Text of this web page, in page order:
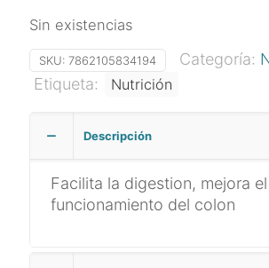
Sin existencias
SKU: 7862105834194 Categoría:
Etiqueta:
Nutrición
Descripción
Facilita la digestion, mejora el
funcionamiento del colon